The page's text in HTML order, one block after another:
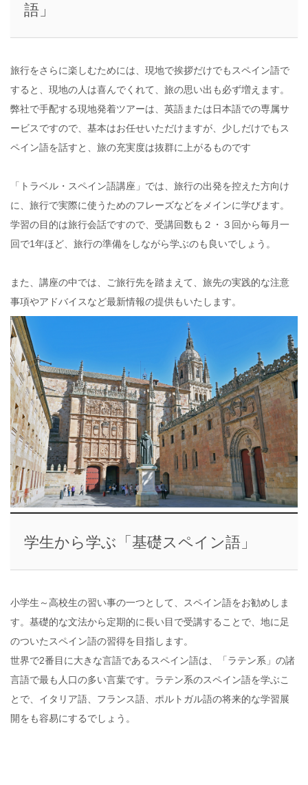
語」
旅行をさらに楽しむためには、現地で挨拶だけでもスペイン語で
すると、現地の人は喜んでくれて、旅の思い出も必ず増えます。
弊社で手配する現地発着ツアーは、英語または日本語での専属サ
ービスですので、基本はお任せいただけますが、少しだけでもス
ペイン語を話すと、旅の充実度は抜群に上がるものです
「トラベル・スペイン語講座」では、旅行の出発を控えた方向け
に、旅行で実際に使うためのフレーズなどをメインに学びます。
学習の目的は旅行会話ですので、受講回数も２・３回から毎月一
回で1年ほど、旅行の準備をしながら学ぶのも良いでしょう。
また、講座の中では、ご旅行先を踏まえて、旅先の実践的な注意
事項やアドバイスなど最新情報の提供もいたします。
学生から学ぶ「基礎スペイン語」
小学生～高校生の習い事の一つとして、スペイン語をお勧めしま
す。基礎的な文法から定期的に長い目で受講することで、地に足
のついたスペイン語の習得を目指します。
世界で2番目に大きな言語であるスペイン語は、「ラテン系」の諸
言語で最も人口の多い言葉です。ラテン系のスペイン語を学ぶこ
とで、イタリア語、フランス語、ポルトガル語の将来的な学習展
開をも容易にするでしょう。